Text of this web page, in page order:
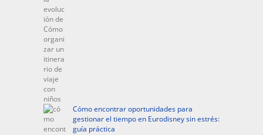
Cómo encontrar oportunidades para
gestionar el tiempo en Eurodisney sin estrés:
guía práctica